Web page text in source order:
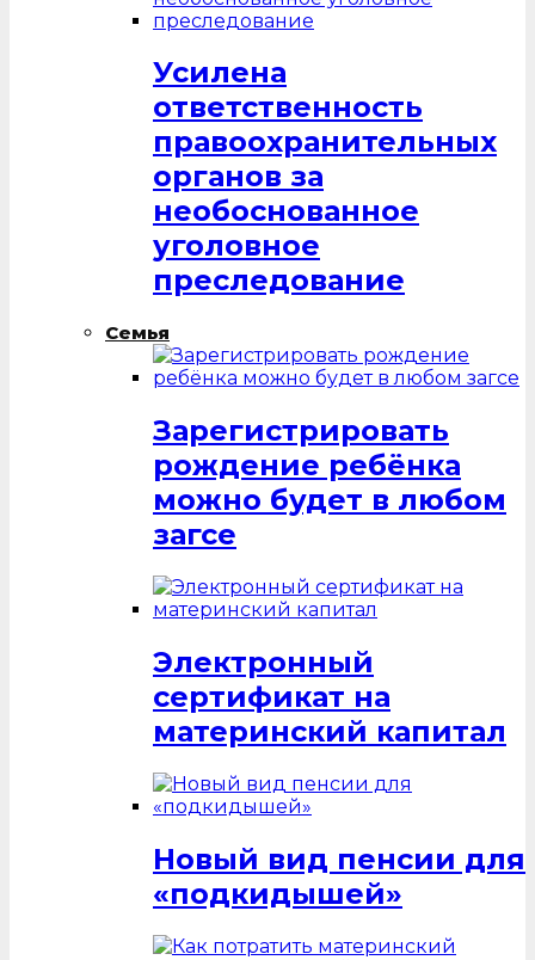
Усилена
ответственность
правоохранительных
органов за
необоснованное
уголовное
преследование
Семья
Зарегистрировать
рождение ребёнка
можно будет в любом
загсе
Электронный
сертификат на
материнский капитал
Новый вид пенсии для
«подкидышей»